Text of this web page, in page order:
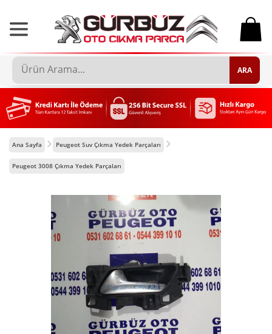
0
ARA
Ana Sayfa Peugeot Suv Çıkma Yedek Parçaları
Peugeot 3008 Çıkma Yedek Parçaları